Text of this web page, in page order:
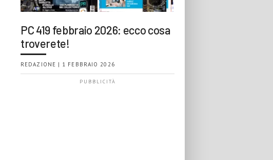
PC 419 febbraio 2026: ecco cosa
troverete!
REDAZIONE | 1 FEBBRAIO 2026